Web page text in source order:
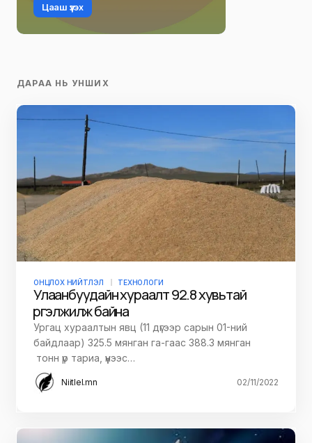
Цааш үзэх
ДАРАА НЬ УНШИХ
ОНЦЛОХ НИЙТЛЭЛ ТЕХНОЛОГИ
Улаанбуудайн хураалт 92.8 хувьтай
үргэлжилж байна
Ургац хураалтын явц (11 дүгээр сарын 01-ний
байдлаар) 325.5 мянган га-гаас 388.3 мянган
тонн үр тариа, үүнээс…
Niitlel.mn 02/11/2022